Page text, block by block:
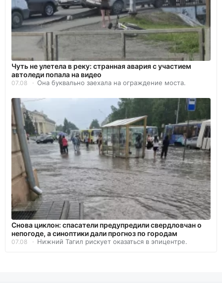
Чуть не улетела в реку: странная авария с участием
автоледи попала на видео
07.08 Она буквально заехала на ограждение моста.
Снова циклон: спасатели предупредили свердловчан о
непогоде, а синоптики дали прогноз по городам
07.08 Нижний Тагил рискует оказаться в эпицентре.